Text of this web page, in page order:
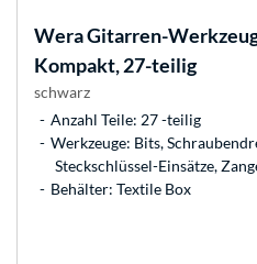
WeraGitarren-
Kompakt, 27-teilig
schwarz
Anzahl Teile: 27 -teilig
Werkzeuge: Bits,
Steckschlüssel-Einsätze,
Behälter: Textile Box